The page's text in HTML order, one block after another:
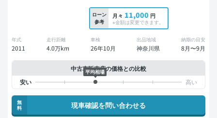
ローン
参考
月々 11,000 円
※金額は変更できます。
年式
2011
走行距離
4.0万km
車検
26年10月
出品地域
神奈川県
納期の目安
8月〜9月
中古車販売店の価格との比較
平均相場
無
料
現車確認を問い合わせる